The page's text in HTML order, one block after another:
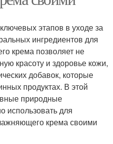
этапов в уходе за
ингредиентов для
крема позволяет не
красоту и здоровье кожи,
добавок, которые
продуктах. В этой
природные
использовать для
крема своими